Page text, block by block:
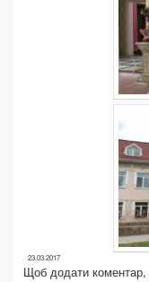
23.03.2017
Щоб додати коментар,